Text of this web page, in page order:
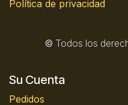
Política de privacidad
© Todos los
Su Cuenta
Pedidos